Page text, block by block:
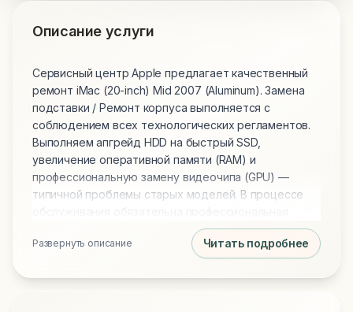
Описание услуги
Сервисный центр Apple предлагает качественный
ремонт iMac (20-inch) Mid 2007 (Aluminum). Замена
подставки / Ремонт корпуса выполняется с
соблюдением всех технологических регламентов.
Выполняем апгрейд HDD на быстрый SSD,
увеличение оперативной памяти (RAM) и
профессиональную замену видеочипа (GPU) —
типичной проблемы старых моделей. В процессе
чистка от пыли и замена термопасты на Arctic MX-4
или MX-6 для идеального охлаждения. Мы
предоставляем гарантию на все виды работ.
Развернуть описание Читать подробнее